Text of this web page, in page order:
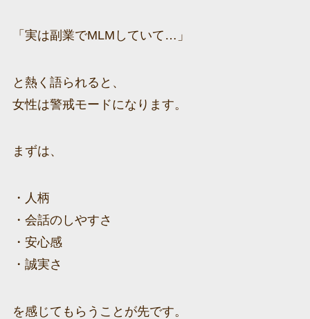
「実は副業でMLMしていて…」
と熱く語られると、
女性は警戒モードになります。
まずは、
・人柄
・会話のしやすさ
・安心感
・誠実さ
を感じてもらうことが先です。